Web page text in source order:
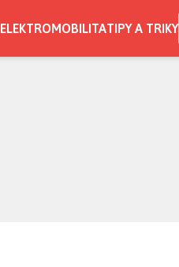
ELEKTROMOBILITATIPY A TRIKY